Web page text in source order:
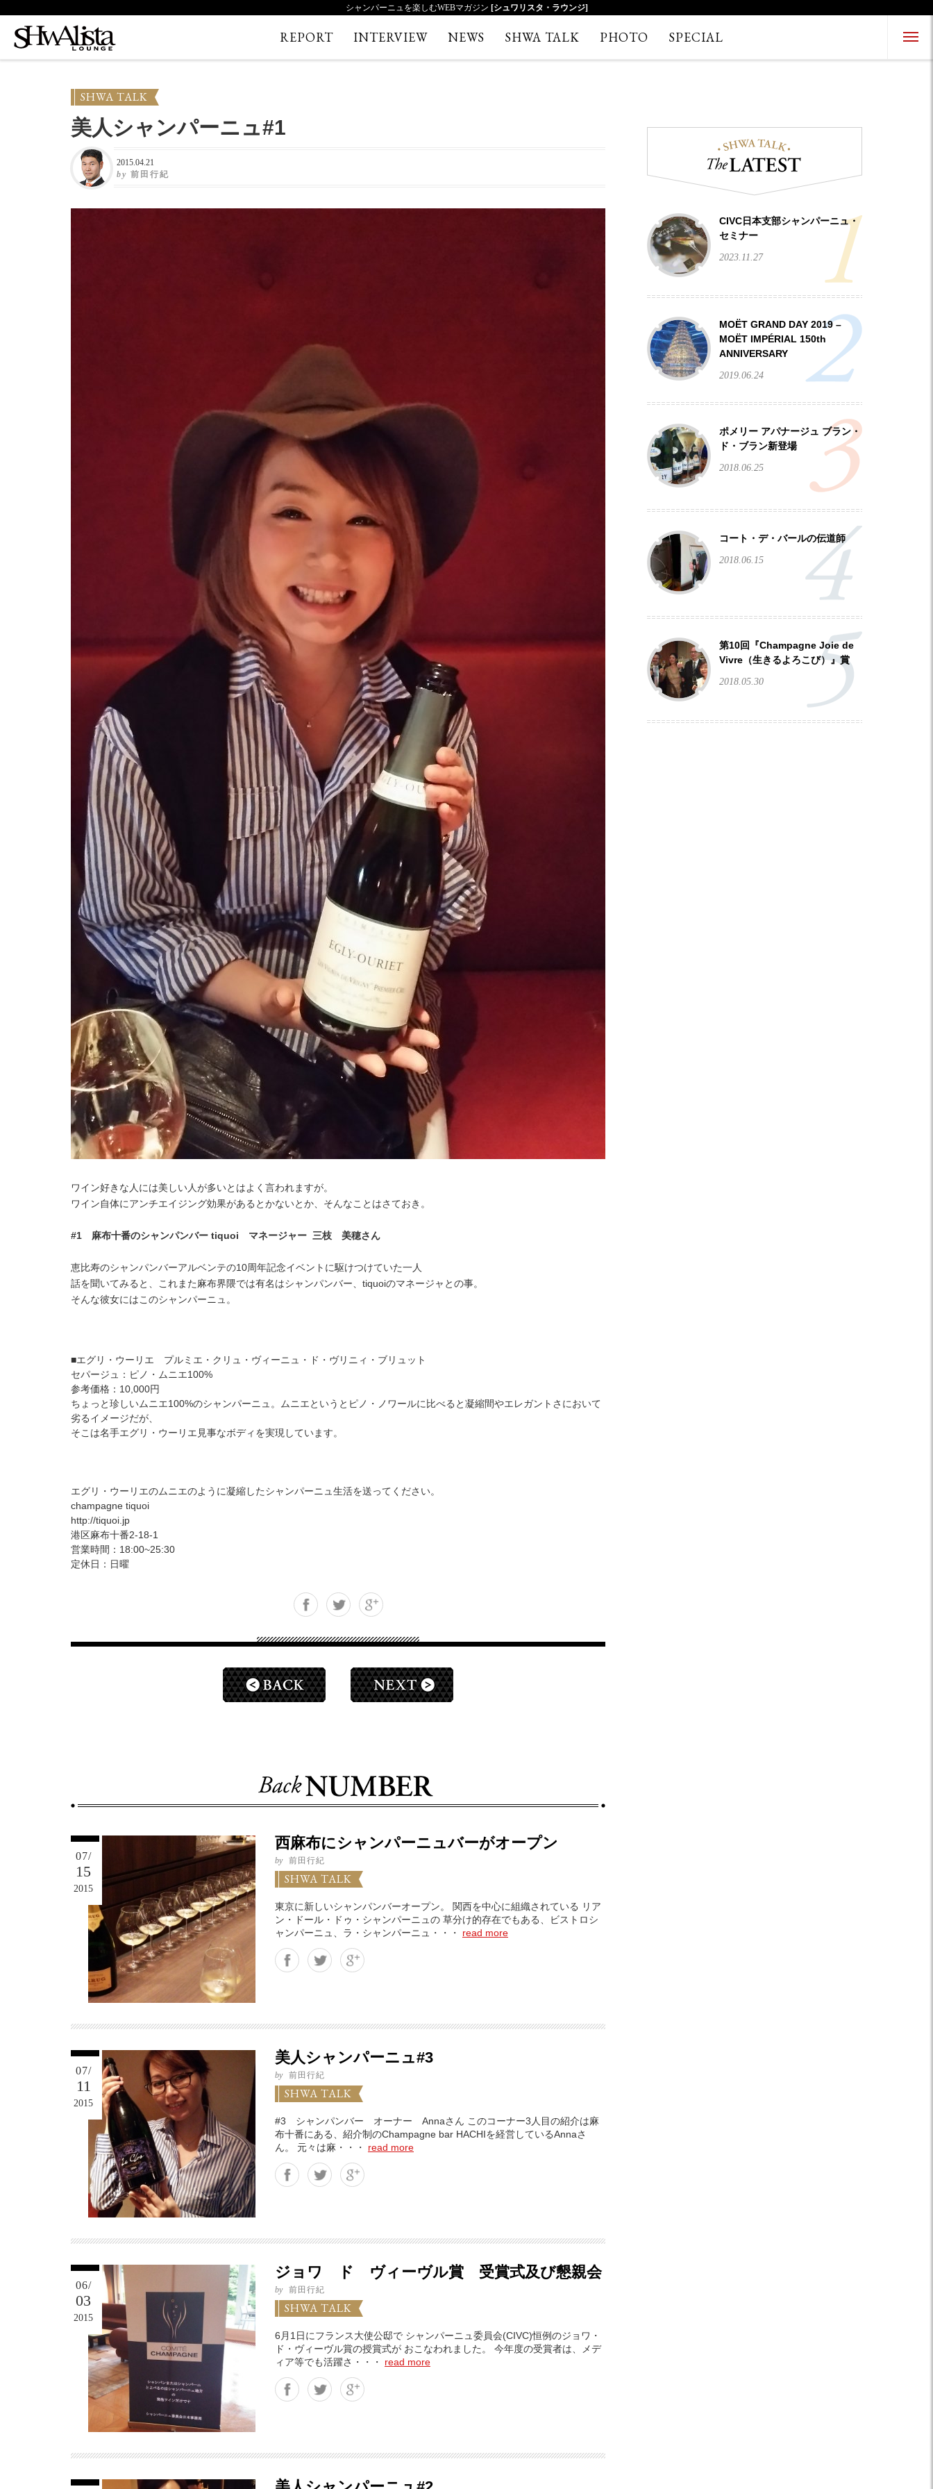
シャンパーニュを楽しむWEBマガジン [シュワリスタ・ラウンジ]
REPORT INTERVIEW NEWS SHWA TALK PHOTO SPECIAL
FacebookTwitterInstagram
SHWA TALK
美人シャンパーニュ#1
2015.04.21
by 前田行紀
ワイン好きな人には美しい人が多いとはよく言われますが。
ワイン自体にアンチエイジング効果があるとかないとか、そんなことはさておき。
#1 麻布十番のシャンパンバー tiquoi マネージャー 三枝 美穂さん
恵比寿のシャンパンバーアルベンテの10周年記念イベントに駆けつけていた一人
話を聞いてみると、これまた麻布界隈では有名はシャンパンバー、tiquoiのマネージャとの事。
そんな彼女にはこのシャンパーニュ。
■エグリ・ウーリエ プルミエ・クリュ・ヴィーニュ・ド・ヴリニィ・ブリュット
セパージュ：ピノ・ムニエ100%
参考価格：10,000円
ちょっと珍しいムニエ100%のシャンパーニュ。ムニエというとピノ・ノワールに比べると凝縮間やエレガントさにおいて
劣るイメージだが、
そこは名手エグリ・ウーリエ見事なボディを実現しています。
エグリ・ウーリエのムニエのように凝縮したシャンパーニュ生活を送ってください。
champagne tiquoi
http://tiquoi.jp
港区麻布十番2-18-1
営業時間：18:00~25:30
定休日：日曜
07/
15
2015
西麻布にシャンパーニュバーがオープン
by 前田行紀
SHWA TALK
東京に新しいシャンパンバーオープン。 関西を中心に組織されている リア
ン・ドール・ドゥ・シャンパーニュの 草分け的存在でもある、ビストロシ
ャンパーニュ、ラ・シャンパーニュ・・・ read more
Google+
07/
11
2015
美人シャンパーニュ#3
by 前田行紀
SHWA TALK
#3 シャンパンバー オーナー Annaさん このコーナー3人目の紹介は麻
布十番にある、紹介制のChampagne bar HACHIを経営しているAnnaさ
ん。 元々は麻・・・ read more
FacebookTwitter Google+
06/
03
2015
ジョワ ド ヴィーヴル賞 受賞式及び懇親会
by 前田行紀
SHWA TALK
6月1日にフランス大使公邸で シャンパーニュ委員会(CIVC)恒例のジョワ・
ド・ヴィーヴル賞の授賞式が おこなわれました。 今年度の受賞者は、メデ
ィア等でも活躍さ・・・ read more
FacebookTwitter Google+
CIVC日本支部シャンパーニュ・
セミナー
2023.11.27
MOËT GRAND DAY 2019 –
MOËT IMPÉRIAL 150th
ANNIVERSARY
2019.06.24
ポメリー アパナージュ ブラン・
ド・ブラン新登場
2018.06.25
コート・デ・バールの伝道師
2018.06.15
第10回『Champagne Joie de
Vivre（生きるよろこび）』賞
2018.05.30